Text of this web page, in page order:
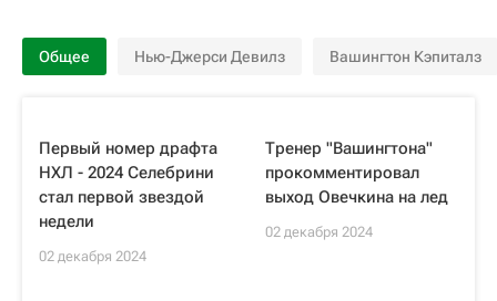
Общее Нью-Джерси Девилз Вашингтон Кэпиталз
Первый номер драфта
НХЛ - 2024 Селебрини
стал первой звездой
недели
02 декабря 2024
Тренер "Вашингтона"
прокомментировал
выход Овечкина на лед
02 декабря 2024